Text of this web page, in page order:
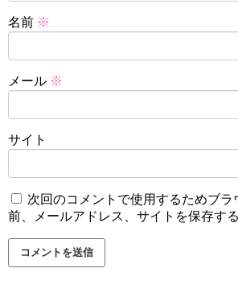
名前 ※
メール ※
サイト
次回のコメントで使用するためブラ
前、メールアドレス、サイトを保存する